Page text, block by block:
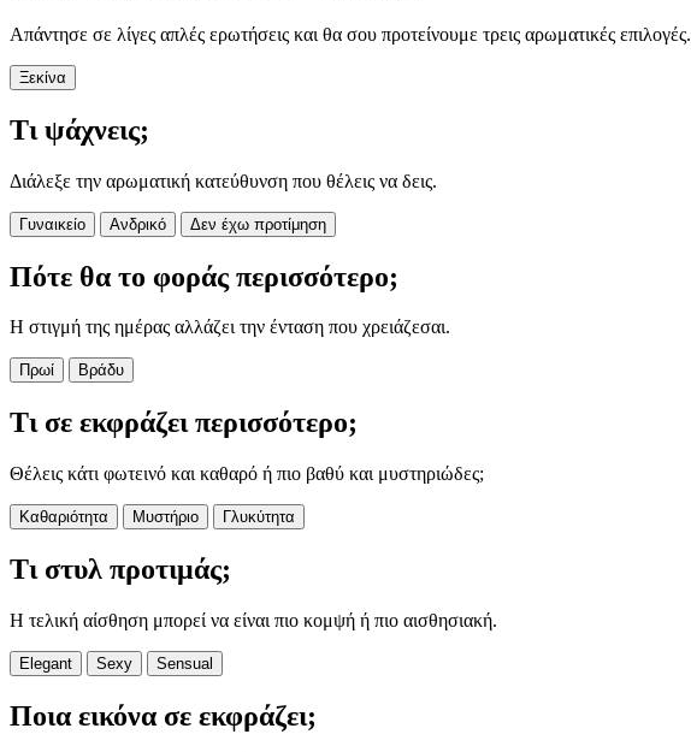
Απάντησε σε λίγες απλές ερωτήσεις και θα σου προτείνουμε τρεις αρωματικές επιλογές.
Ξεκίνα
Τι ψάχνεις;
Διάλεξε την αρωματική κατεύθυνση που θέλεις να δεις.
Γυναικείο Ανδρικό Δεν έχω προτίμηση
Πότε θα το φοράς περισσότερο;
Η στιγμή της ημέρας αλλάζει την ένταση που χρειάζεσαι.
Πρωί Βράδυ
Τι σε εκφράζει περισσότερο;
Θέλεις κάτι φωτεινό και καθαρό ή πιο βαθύ και μυστηριώδες;
Καθαριότητα Μυστήριο Γλυκύτητα
Τι στυλ προτιμάς;
Η τελική αίσθηση μπορεί να είναι πιο κομψή ή πιο αισθησιακή.
Elegant Sexy Sensual
Ποια εικόνα σε εκφράζει;